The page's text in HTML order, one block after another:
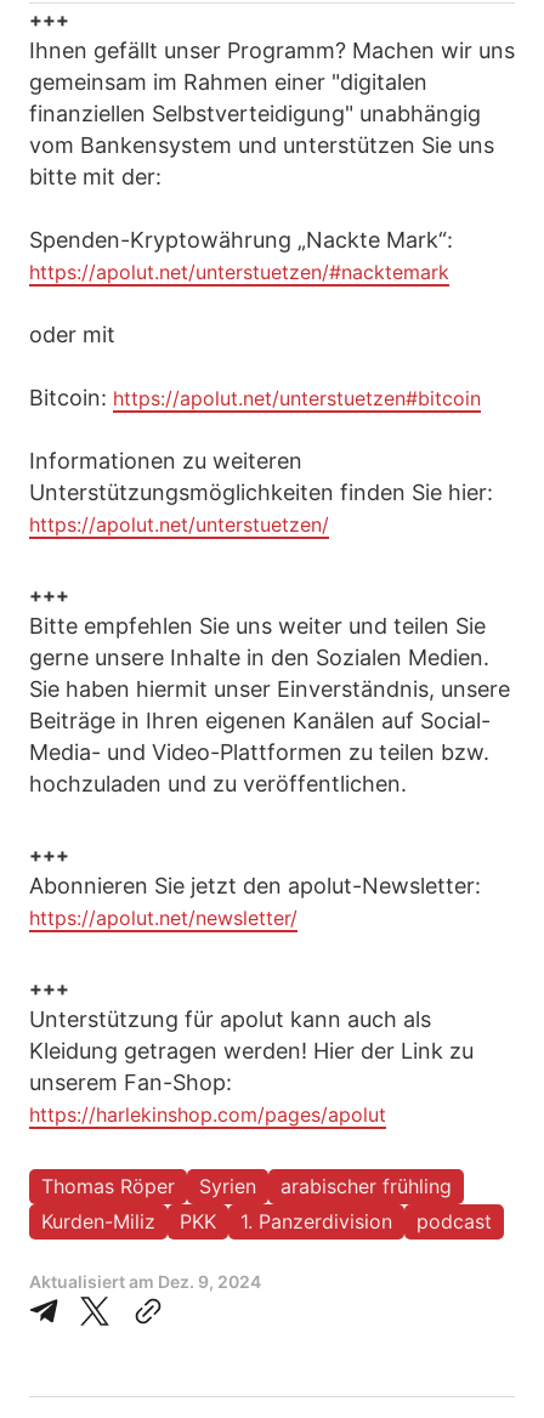
+++
Ihnen gefällt unser Programm? Machen wir uns
gemeinsam im Rahmen einer "digitalen
finanziellen Selbstverteidigung" unabhängig
vom Bankensystem und unterstützen Sie uns
bitte mit der:
Spenden-Kryptowährung „Nackte Mark“:
https://apolut.net/unterstuetzen/#nacktemark
oder mit
Bitcoin: https://apolut.net/unterstuetzen#bitcoin
Informationen zu weiteren
Unterstützungsmöglichkeiten finden Sie hier:
https://apolut.net/unterstuetzen/
+++
Bitte empfehlen Sie uns weiter und teilen Sie
gerne unsere Inhalte in den Sozialen Medien.
Sie haben hiermit unser Einverständnis, unsere
Beiträge in Ihren eigenen Kanälen auf Social-
Media- und Video-Plattformen zu teilen bzw.
hochzuladen und zu veröffentlichen.
+++
Abonnieren Sie jetzt den apolut-Newsletter:
https://apolut.net/newsletter/
+++
Unterstützung für apolut kann auch als
Kleidung getragen werden! Hier der Link zu
unserem Fan-Shop:
https://harlekinshop.com/pages/apolut
Thomas Röper Syrien
arabischer frühling
Kurden-Miliz
PKK 1. Panzerdivision podcast
Aktualisiert am Dez. 9, 2024